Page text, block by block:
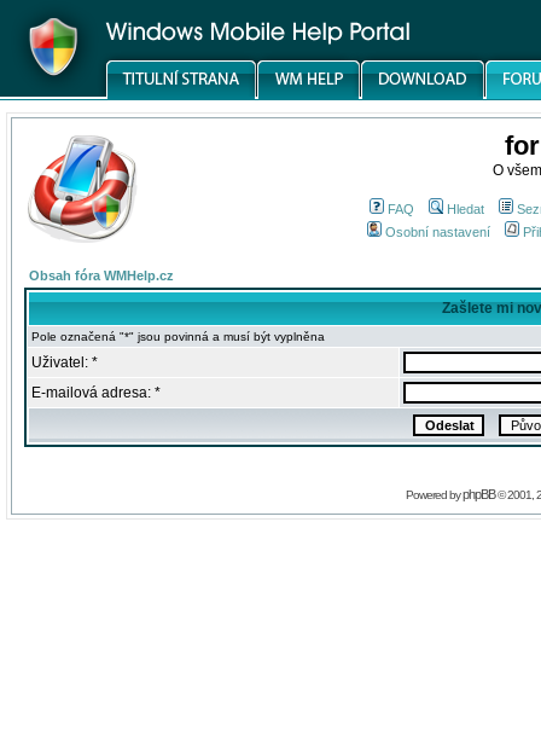
O
FAQ Hledat
Osobní nastavení
Obsah fóra WMHelp.cz
Zašlete mi
Pole označená "*" jsou povinná a musí být vyplněna
Uživatel: *
E-mailová adresa: *
Powered byphpBB© 2001,